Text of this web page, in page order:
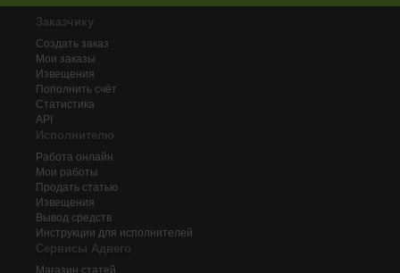
Заказчику
Создать заказ
Мои заказы
Извещения
Пополнить счёт
Статистика
API
Исполнителю
Работа онлайн
Мои работы
Продать статью
Извещения
Вывод средств
Инструкции для исполнителей
Сервисы Адвего
Магазин статей